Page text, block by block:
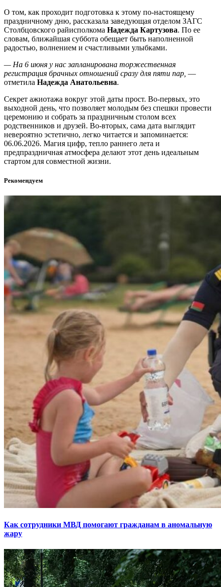
О том, как проходит подготовка к этому по-настоящему
праздничному дню, рассказала заведующая отделом ЗАГС
Столбцовского райисполкома Надежда Картузова. По ее
словам, ближайшая суббота обещает быть наполненной
радостью, волнением и счастливыми улыбками.
— На 6 июня у нас запланирована торжественная
регистрация брачных отношений сразу для пяти пар, —
отметила Надежда Анатольевна.
Секрет ажиотажа вокруг этой даты прост. Во-первых, это
выходной день, что позволяет молодым без спешки провести
церемонию и собрать за праздничным столом всех
родственников и друзей. Во-вторых, сама дата выглядит
невероятно эстетично, легко читается и запоминается:
06.06.2026. Магия цифр, тепло раннего лета и
предпраздничная атмосфера делают этот день идеальным
стартом для совместной жизни.
Рекомендуем
Как сотрудники МВД помогают гражданам в аномальную
жару